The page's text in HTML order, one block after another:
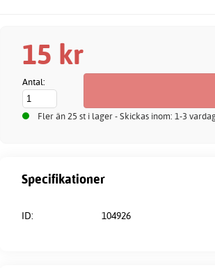
15 kr
Antal:
Fler än 25 st i lager - Skickas inom: 1-3
Specifikationer
ID: 104926